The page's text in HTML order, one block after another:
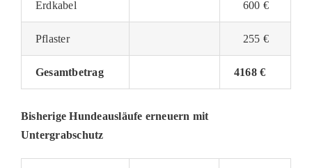
Erdkabel 600 €
Pflaster 255 €
Gesamtbetrag 4168 €
Bisherige Hundeausläufe erneuern mit
Untergrabschutz